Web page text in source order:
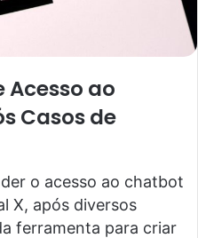
Acesso ao
Casos de
o acesso ao chatbot
X, após diversos
ferramenta para criar